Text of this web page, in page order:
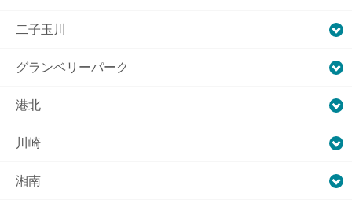
二子玉川
グランベリーパーク
港北
川崎
湘南